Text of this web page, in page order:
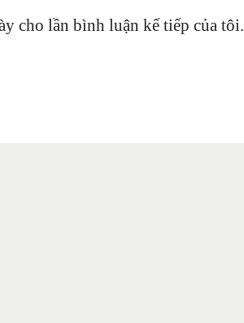
cho lần bình luận kế tiếp của tôi.